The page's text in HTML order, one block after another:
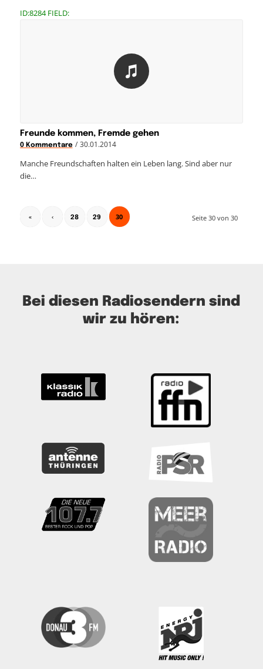
ID:8284 FIELD:
Freunde kommen, Fremde gehen
0 Kommentare / 30.01.2014
Manche Freundschaften halten ein Leben lang. Sind aber nur
die…
Seite 30 von 30
« ‹ 28 29 30
Bei diesen Radiosendern sind
wir zu hören: